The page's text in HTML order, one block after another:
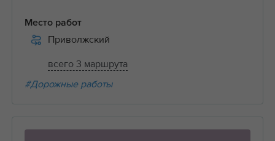
Место работ
Приволжский
всего 3 маршрута
#Дорожные работы